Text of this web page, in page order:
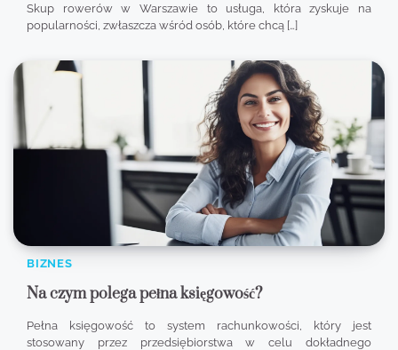
Skup rowerów w Warszawie to usługa, która zyskuje na
popularności, zwłaszcza wśród osób, które chcą […]
BIZNES
Na czym polega pełna księgowość?
Pełna księgowość to system rachunkowości, który jest
stosowany przez przedsiębiorstwa w celu dokładnego